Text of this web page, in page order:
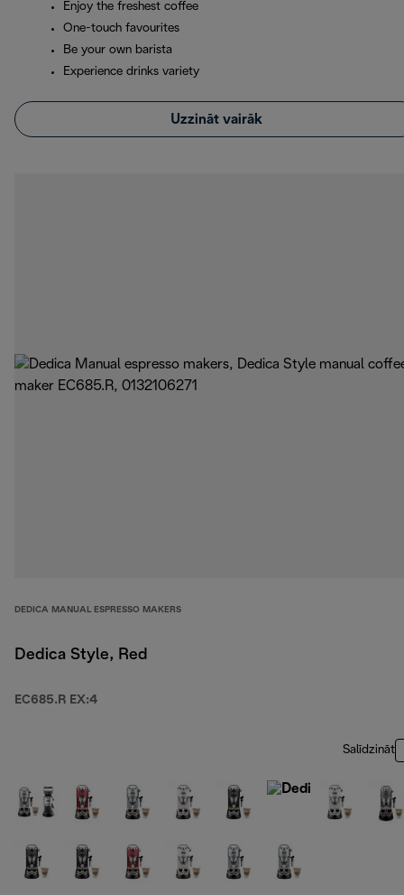
Enjoy the freshest coffee
One-touch favourites
Be your own barista
Experience drinks variety
Uzzināt vairāk
DEDICA MANUAL ESPRESSO MAKERS
Dedica Style, Red
EC685.R EX:4
Salīdzināt